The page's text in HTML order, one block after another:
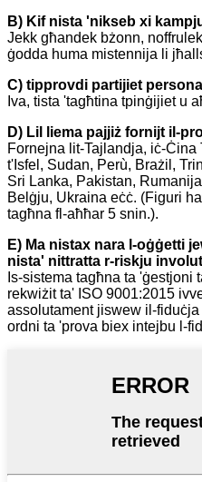
B) Kif nista 'nikseb xi
Jekk għandek bżonn,
ġodda huma mistennija li
C) tipprovdi partijiet
Iva, tista 'tagħtina tpinġijiet u
D) Lil liema pajjiż fornijt il-
Fornejna lit-Tajlandja, iċ-Ċina
t'Isfel, Sudan, Perù, Brażil,
Sri Lanka, Pakistan,
Belġju, Ukraina eċċ. (Figuri
tagħna fl-aħħar 5 snin.).
E) Ma nistax nara l-oġġetti
nista' nittratta r-riskju
Is-sistema tagħna ta 'ġestjoni
rekwiżit ta' ISO 9001:2015
assolutament jiswew il-
ordni ta 'prova biex intejbu l-